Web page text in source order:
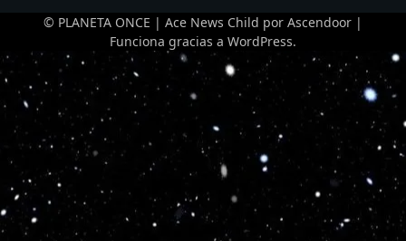
© PLANETA ONCE | Ace News Child por Ascendoor |
Funciona gracias a WordPress.